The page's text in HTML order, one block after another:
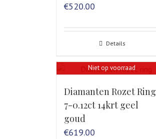
€520.00
Details
Niet op voorraad
Diamanten Rozet Ring
7-0.12ct 14krt geel
goud
€619.00